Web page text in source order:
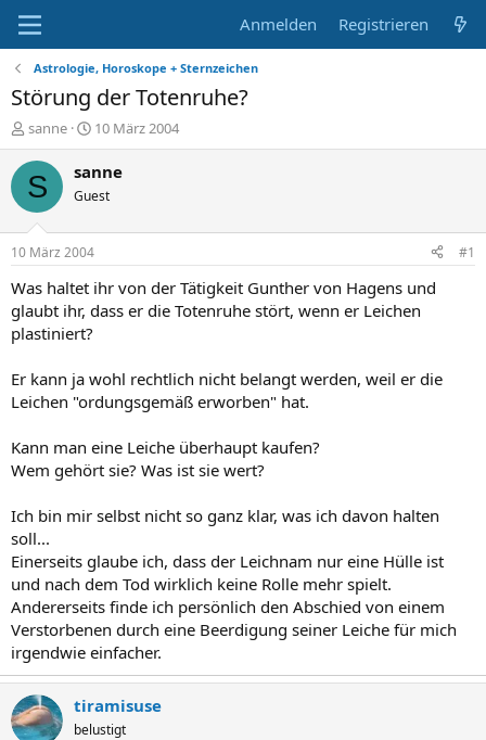
Anmelden Registrieren
Astrologie, Horoskope + Sternzeichen
Störung der Totenruhe?
E
r
s
t
e
r
sanne
E
r
s
e
t
a
m
10 März 2004
S sanne
Guest
10 März 2004 #1
Was haltet ihr von der Tätigkeit Gunther von Hagens und
glaubt ihr, dass er die Totenruhe stört, wenn er Leichen
plastiniert?
Er kann ja wohl rechtlich nicht belangt werden, weil er die
Leichen "ordungsgemäß erworben" hat.
Kann man eine Leiche überhaupt kaufen?
Wem gehört sie? Was ist sie wert?
Ich bin mir selbst nicht so ganz klar, was ich davon halten
soll...
Einerseits glaube ich, dass der Leichnam nur eine Hülle ist
und nach dem Tod wirklich keine Rolle mehr spielt.
Andererseits finde ich persönlich den Abschied von einem
Verstorbenen durch eine Beerdigung seiner Leiche für mich
irgendwie einfacher.
tiramisuse
belustigt